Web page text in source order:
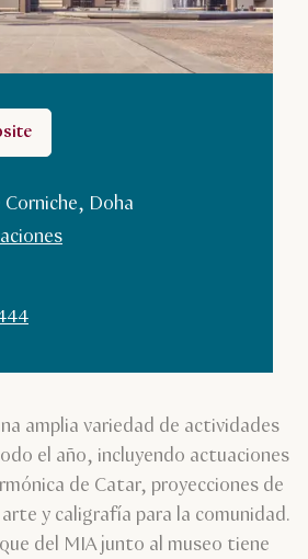
Doha
amplia variedad de actividades
el año, incluyendo actuaciones
de Catar, proyecciones de
y caligrafía para la comunidad.
del MIA junto al museo tiene